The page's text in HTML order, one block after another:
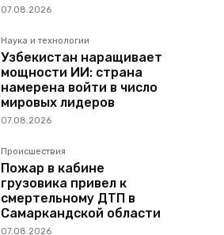
07.08.2026
Наука и технологии
Узбекистан наращивает
мощности ИИ: страна
намерена войти в число
мировых лидеров
07.08.2026
Происшествия
Пожар в кабине
грузовика привел к
смертельному ДТП в
Самаркандской области
07.08.2026